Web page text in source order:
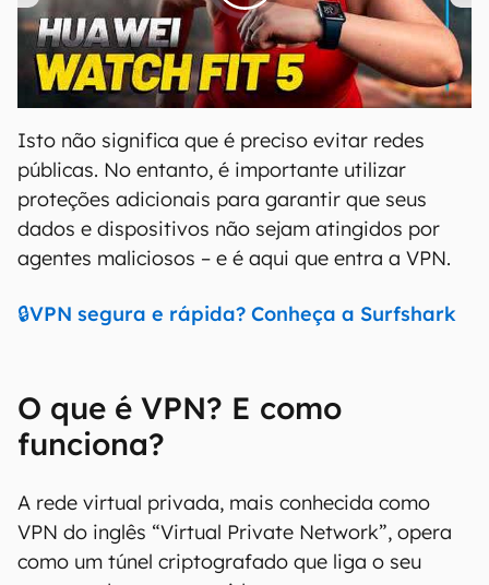
00:00/04:51
Isto não significa que é preciso evitar redes
públicas. No entanto, é importante utilizar
proteções adicionais para garantir que seus
dados e dispositivos não sejam atingidos por
agentes maliciosos – e é aqui que entra a VPN.
🔒VPN segura e rápida? Conheça a Surfshark
O que é VPN? E como
funciona?
A rede virtual privada, mais conhecida como
VPN do inglês “Virtual Private Network”, opera
como um túnel criptografado que liga o seu